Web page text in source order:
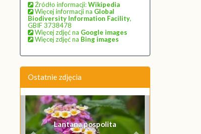
Źródło informacji:Wikipedia
Więcej informacji na Global
Biodiversity Information Facility,
GBIF 3738478
Więcej zdjęć na Google images
Więcej zdjęć na Bing images
Ostatnie zdjęcia
Lantana pospolita
Poprzednie